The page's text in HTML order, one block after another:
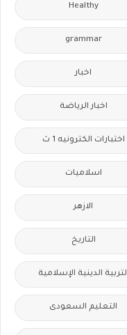
Healthy
grammar
اخبار
اخبار الرياضة
اختبارات الكترونيه 1 ث
اسلاميات
الازهر
التاريخ
الدينية الإسلامية
التعليم السعودى